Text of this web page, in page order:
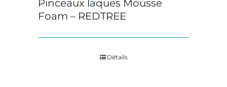
Pinceaux laques Mousse
Foam – REDTREE
Détails